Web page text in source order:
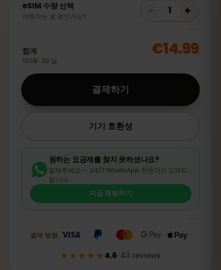
eSIM 수량 선택
여행자는 몇 명인가요?
1 +
합계
10GB · 30 일
€14.99
결제하기
기기 호환성
원하는 요금제를 찾지 못하셨나요?
알려주세요 — 24/7 WhatsApp 전문가가 도와드
립니다.
지금 채팅하기
결제 방법
★★★★★ 4.6· 43 reviews